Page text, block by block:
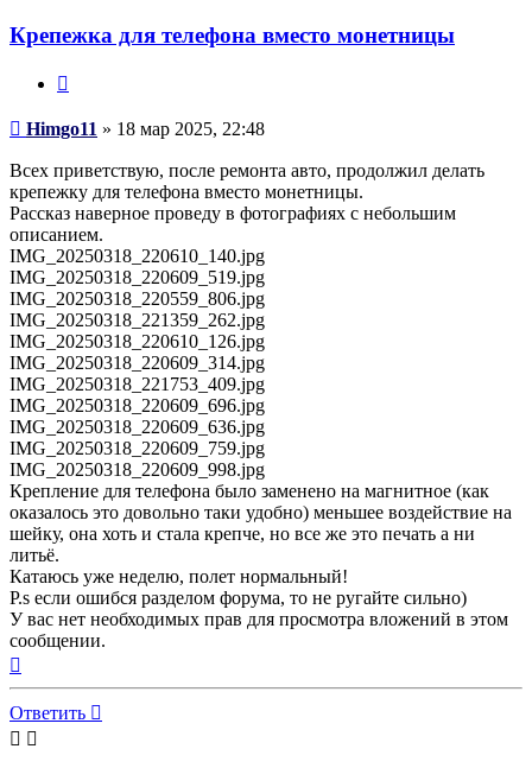
Крепежка для телефона вместо монетницы
Сообщение
Himgo11 » 18 мар 2025, 22:48
Всех приветствую, после ремонта авто, продолжил делать
крепежку для телефона вместо монетницы.
Рассказ наверное проведу в фотографиях с небольшим
описанием.
IMG_20250318_220610_140.jpg
IMG_20250318_220609_519.jpg
IMG_20250318_220559_806.jpg
IMG_20250318_221359_262.jpg
IMG_20250318_220610_126.jpg
IMG_20250318_220609_314.jpg
IMG_20250318_221753_409.jpg
IMG_20250318_220609_696.jpg
IMG_20250318_220609_636.jpg
IMG_20250318_220609_759.jpg
IMG_20250318_220609_998.jpg
Крепление для телефона было заменено на магнитное (как
оказалось это довольно таки удобно) меньшее воздействие на
шейку, она хоть и стала крепче, но все же это печать а ни
литьё.
Катаюсь уже неделю, полет нормальный!
P.s если ошибся разделом форума, то не ругайте сильно)
У вас нет необходимых прав для просмотра вложений в этом
сообщении.
началу
Ответить